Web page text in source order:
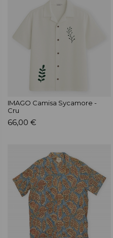
IMAGO Camisa Sycamore -
Cru
66,00 €